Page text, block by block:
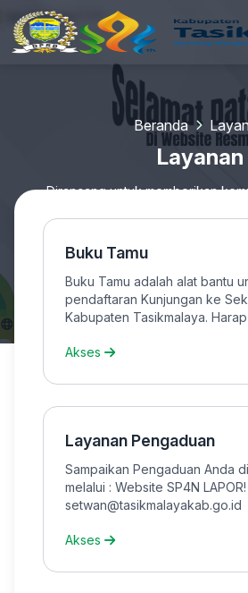
Beranda
Layanan
Dirancang untuk memberikan
Buku Tamu
Buku Tamu adalah alat bantu
pendaftaran Kunjungan ke
Kabupaten Tasikmalaya.
0823-1504-7190 sebelum
Akses
Layanan Pengaduan
Sampaikan Pengaduan Anda
melalui : Website SP4N LAPOR!
setwan@tasikmalayakab.go.id
Akses